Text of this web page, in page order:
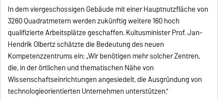
In dem viergeschossigen Gebäude mit einer Hauptnutzfläche von
3260 Quadratmetern werden zukünftig weitere 160 hoch
qualifizierte Arbeitsplätze geschaffen. Kultusminister Prof. Jan-
Hendrik Olbertz schätzte die Bedeutung des neuen
Kompetenzzentrums ein: „Wir benötigen mehr solcher Zentren,
die, in der örtlichen und thematischen Nähe von
Wissenschaftseinrichtungen angesiedelt, die Ausgründung von
technologieorientierten Unternehmen unterstützen."